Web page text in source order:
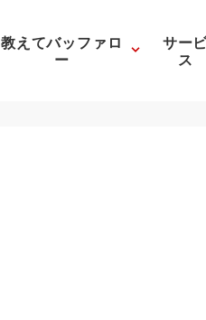
教えてバッファロ
ー
サー
ス